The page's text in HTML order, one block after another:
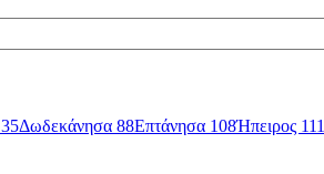
35Δωδεκάνησα 88Επτάνησα 108Ήπειρος 111